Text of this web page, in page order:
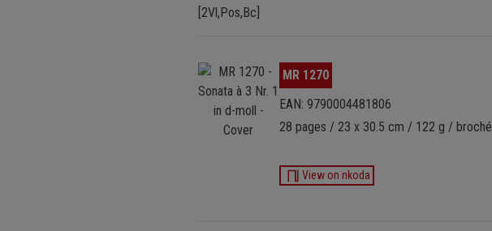
[2Vl,Pos,Bc]
Ignorer la galerie d'images
MR 1270
EAN: 9790004481806
28 pages / 23 x 30.5 cm / 122 g / broché
View on nkoda